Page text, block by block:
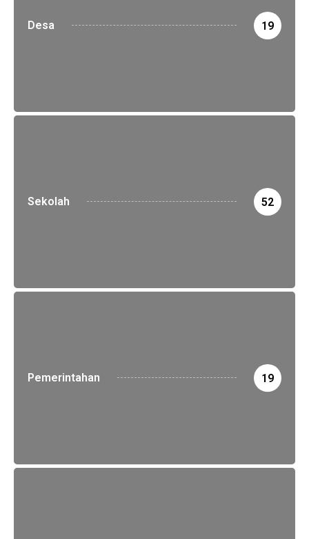
Desa 19
Sekolah 52
Pemerintahan 19